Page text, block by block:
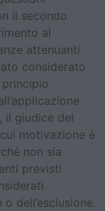
il secondo
al
attenuanti
considerato
il giudice del
motivazione è
non sia
previsti
dell’esclusione.